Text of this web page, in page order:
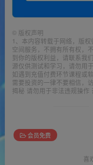
© 版权声明
1、本内容转载于网络，版
空间服务，不拥有所有权，
到你的版权利益，请联系我
源仅供测试和学习，请勿用
如遇到充值付费环节课程或
需要投资的一律不要相信，
揭秘 请勿用于非法违规操作
会员免费
喜